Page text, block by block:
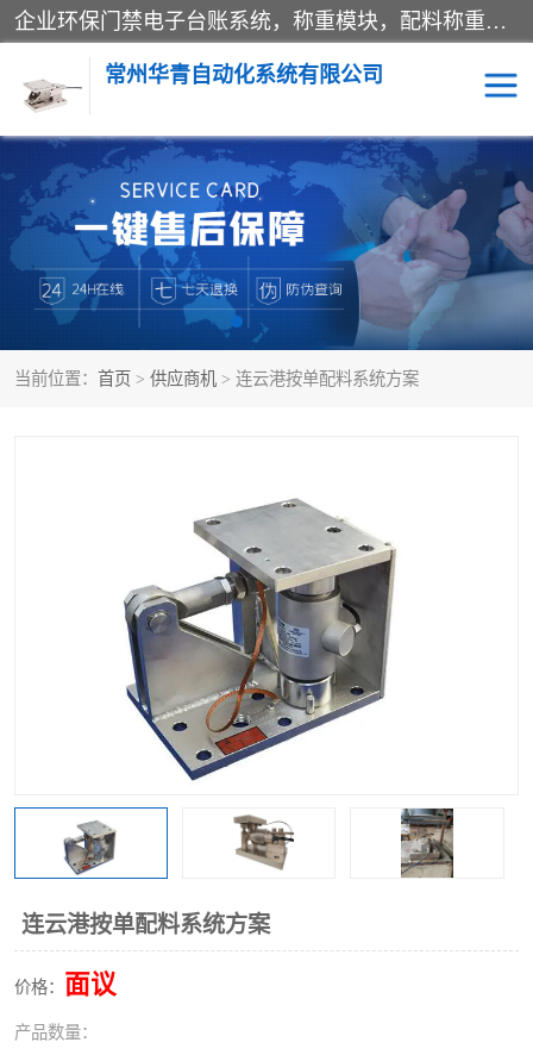
企业环保门禁电子台账系统，称重模块，配料称重系统,称重模块厂家,地磅称重系统,检重秤厂家 常州华青自动化主营：称重模块、无人值守称重系统、配料称重系统、地磅称重系统、检重秤、托利多称重模块等产品。各种称重软件，移动源环保门禁电子台账系统软件。 常州华青自动化系统有限公司7*24的电话支持服务、项目现场开发服务、新功能定制研发服务，产品培训、远程维护，现场安装调试工程等。
常州华青自动化系统有限公司
当前位置： 首页 > 供应商机 > 连云港按单配料系统方案
连云港按单配料系统方案
价格： 面议
产品数量：
称重模块 称重仪表
手工配料系统 屠宰管理软件
自动化配料系统 称重贴标机
屠宰轨道秤 检重秤